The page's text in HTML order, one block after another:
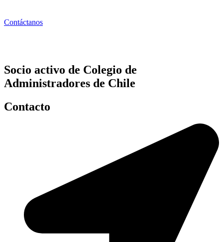
Contáctanos
Socio activo de Colegio de
Administradores de Chile
Contacto